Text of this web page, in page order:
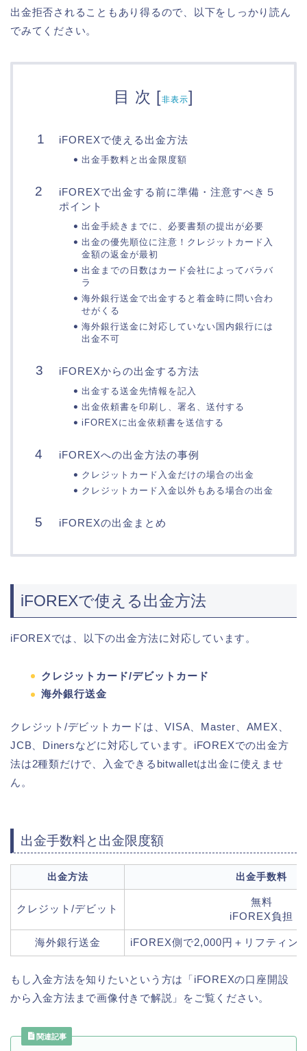
出金拒否されることもあり得るので、以下をしっかり読ん
でみてください。
目 次 [非表示]
iFOREXで使える出金方法
出金手数料と出金限度額
iFOREXで出金する前に準備・注意すべき５
ポイント
出金手続きまでに、必要書類の提出が必要
出金の優先順位に注意！クレジットカード入
金額の返金が最初
出金までの日数はカード会社によってバラバ
ラ
海外銀行送金で出金すると着金時に問い合わ
せがくる
海外銀行送金に対応していない国内銀行には
出金不可
iFOREXからの出金する方法
出金する送金先情報を記入
出金依頼書を印刷し、署名、送付する
iFOREXに出金依頼書を送信する
iFOREXへの出金方法の事例
クレジットカード入金だけの場合の出金
クレジットカード入金以外もある場合の出金
iFOREXの出金まとめ
iFOREXで使える出金方法
iFOREXでは、以下の出金方法に対応しています。
クレジットカード/デビットカード
海外銀行送金
クレジット/デビットカードは、VISA、Master、AMEX、
JCB、Dinersなどに対応しています。iFOREXでの出金方
法は2種類だけで、入金できるbitwalletは出金に使えませ
ん。
出金手数料と出金限度額
出金方法 出金手数料
クレジット/デビット
無料
iFOREX負担
海外銀行送金 iFOREX側で2,000円＋リフティン
もし入金方法を知りたいという方は「iFOREXの口座開設
から入金方法まで画像付きで解説」をご覧ください。
関連記事